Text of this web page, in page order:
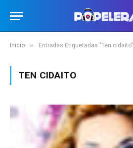
Inicio » Entradas Etiquetadas "Ten cidaito"
TEN CIDAITO